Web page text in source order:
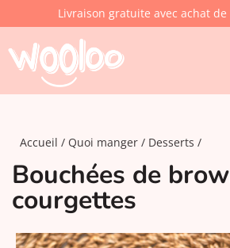
Livraison gratuite avec achat
Accueil Quoi manger Desserts
Bouchées de
courgettes